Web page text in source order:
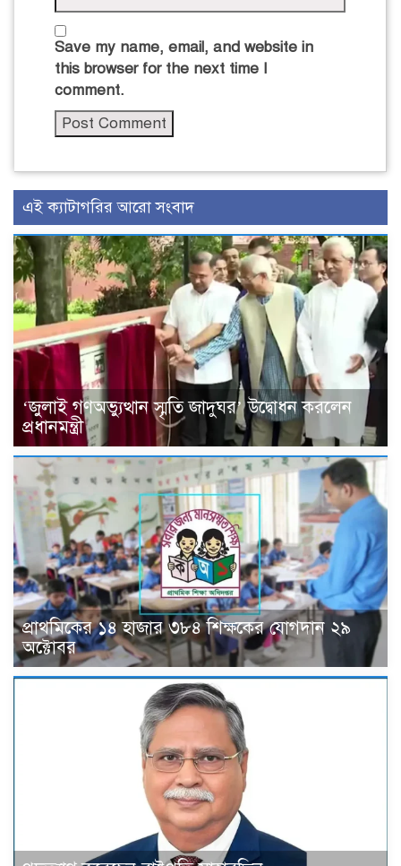
Save my name, email, and website in
this browser for the next time I
comment.
এই ক্যাটাগরির আরো সংবাদ
‘জুলাই গণঅভ্যুত্থান স্মৃতি জাদুঘর’ উদ্বোধন করলেন
প্রধানমন্ত্রী
প্রাথমিকের ১৪ হাজার ৩৮৪ শিক্ষকের যোগদান ২৯
অক্টোবর